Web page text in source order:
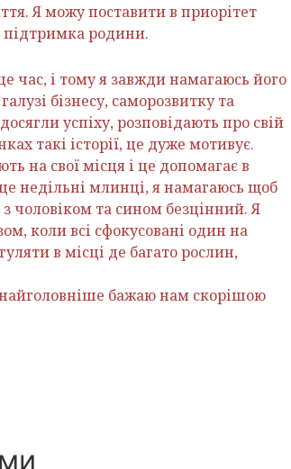
Я можу поставити в приорітет
підтримка родини.
і тому я завжди намагаюсь його
бізнесу, саморозвитку та
успіху, розповідають про свій
такі історії, це дуже мотивує.
на свої місця і це допомагає в
недільні млинці, я намагаюсь щоб
чоловіком та сином безцінний. Я
коли всі сфокусовані один на
в місці де багато рослин,
бажаю нам скорішою